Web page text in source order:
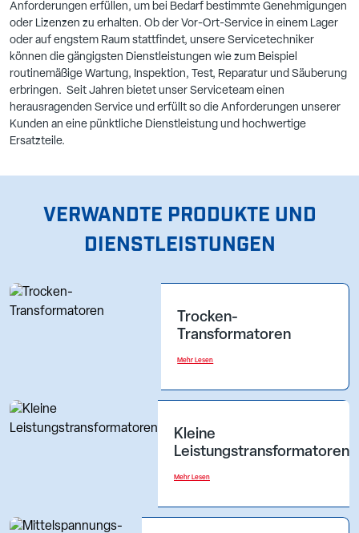
Anforderungen erfüllen, um bei Bedarf bestimmte Genehmigungen
oder Lizenzen zu erhalten. Ob der Vor-Ort-Service in einem Lager
oder auf engstem Raum stattfindet, unsere Servicetechniker
können die gängigsten Dienstleistungen wie zum Beispiel
routinemäßige Wartung, Inspektion, Test, Reparatur und Säuberung
erbringen. Seit Jahren bietet unser Serviceteam einen
herausragenden Service und erfüllt so die Anforderungen unserer
Kunden an eine pünktliche Dienstleistung und hochwertige
Ersatzteile.
VERWANDTE PRODUKTE UND
DIENSTLEISTUNGEN
Trocken-
Transformatoren
Mehr Lesen
Kleine
Leistungstransformatoren
Mehr Lesen